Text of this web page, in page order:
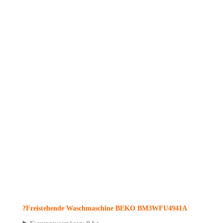
?Frei­ste­hen­de Wasch­ma­schi­ne BEKO BM3WFU4941A